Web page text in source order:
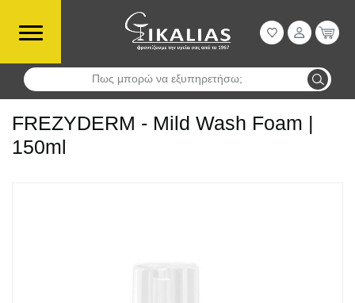
Πως μπορώ να εξυπηρετήσω;
Αναζήτηση
FREZYDERM - Mild Wash Foam |
150ml